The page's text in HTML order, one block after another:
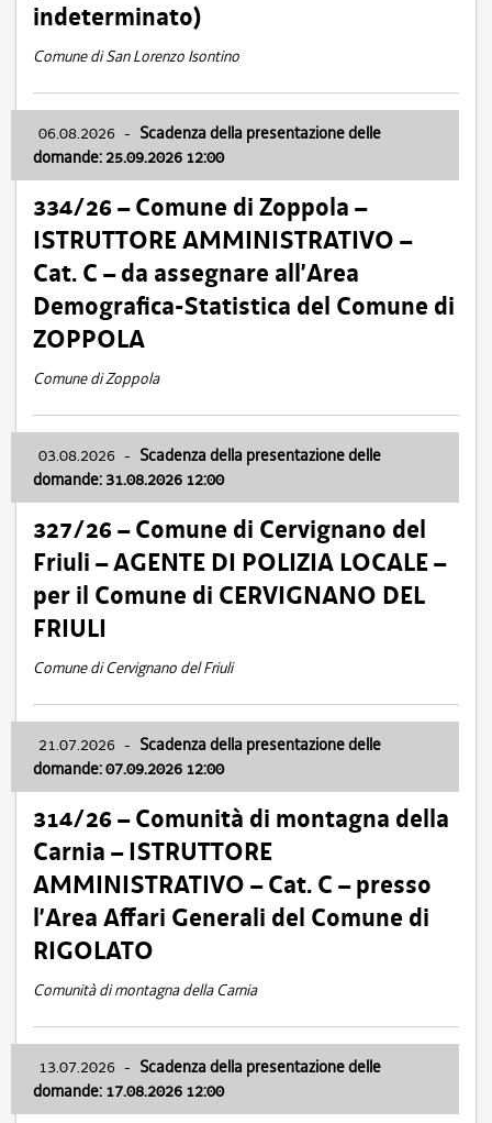
indeterminato)
Comune di San Lorenzo Isontino
06.08.2026 - Scadenza della presentazione delle
domande: 25.09.2026 12:00
334/26 – Comune di Zoppola –
ISTRUTTORE AMMINISTRATIVO –
Cat. C – da assegnare all’Area
Demografica-Statistica del Comune di
ZOPPOLA
Comune di Zoppola
03.08.2026 - Scadenza della presentazione delle
domande: 31.08.2026 12:00
327/26 – Comune di Cervignano del
Friuli – AGENTE DI POLIZIA LOCALE –
per il Comune di CERVIGNANO DEL
FRIULI
Comune di Cervignano del Friuli
21.07.2026 - Scadenza della presentazione delle
domande: 07.09.2026 12:00
314/26 – Comunità di montagna della
Carnia – ISTRUTTORE
AMMINISTRATIVO – Cat. C – presso
l’Area Affari Generali del Comune di
RIGOLATO
Comunità di montagna della Carnia
13.07.2026 - Scadenza della presentazione delle
domande: 17.08.2026 12:00